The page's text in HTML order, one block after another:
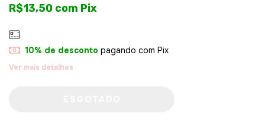
R$13,50 com Pix
10% de desconto pagando com Pix
Ver mais detalhes